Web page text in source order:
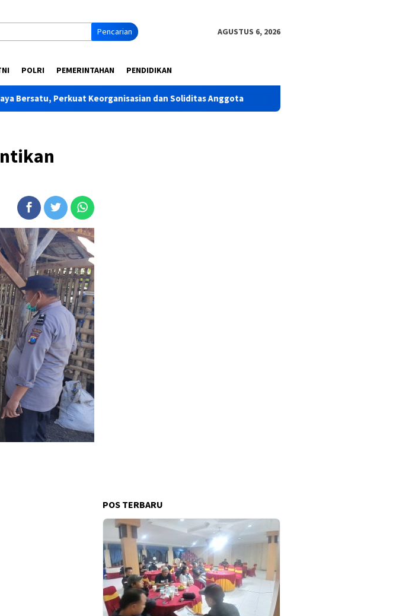
Pencarian AGUSTUS 6, 2026
POLRI PEMERINTAHAN PENDIDIKAN
Keorganisasian dan Soliditas Anggota Polres Pasuruan Tegaskan Penanganan Kasus
POS TERBARU